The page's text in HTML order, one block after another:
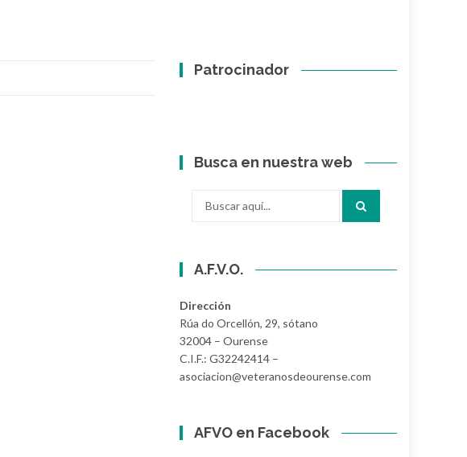
Patrocinador
Busca en nuestra web
A.F.V.O.
Dirección
Rúa do Orcellón, 29, sótano
32004 – Ourense
C.I.F.: G32242414 –
asociacion@veteranosdeourense.com
AFVO en Facebook